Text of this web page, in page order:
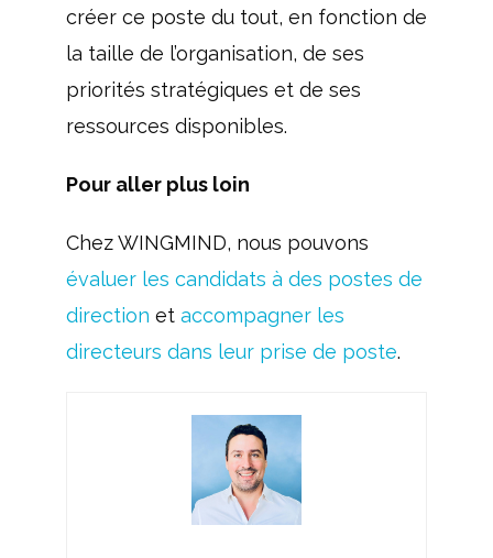
créer ce poste du tout, en fonction de
la taille de l’organisation, de ses
priorités stratégiques et de ses
ressources disponibles.
Pour aller plus loin
Chez WINGMIND, nous pouvons
évaluer les candidats à des postes de
direction et accompagner les
directeurs dans leur prise de poste.